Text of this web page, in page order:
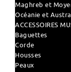
Maghreb et
Océanie et
ACCESSOIRES
Baguettes
Corde
Housses
Peaux